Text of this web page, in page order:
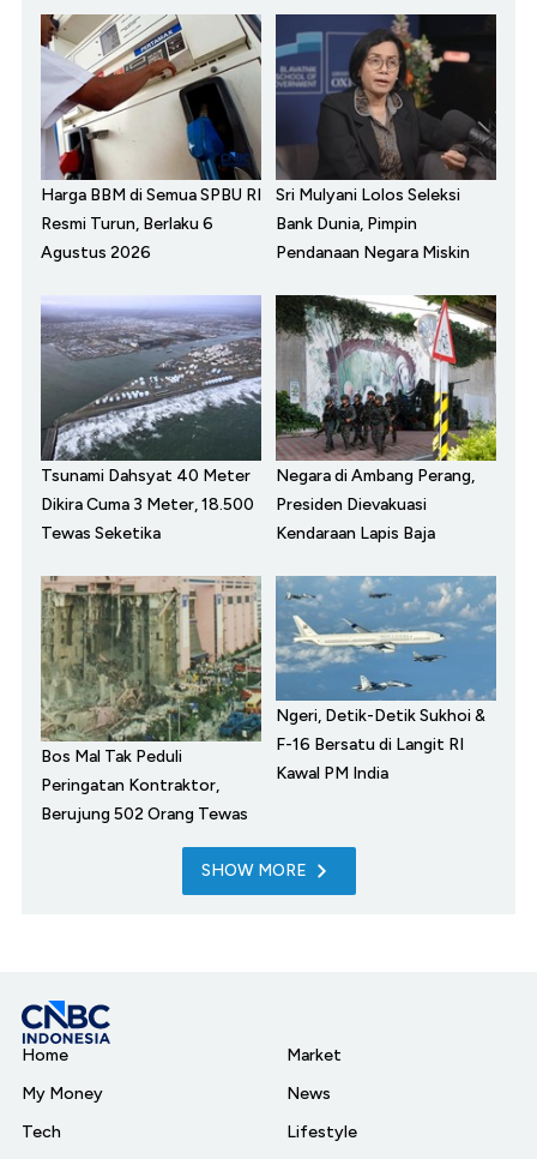
Harga BBM di Semua SPBU RI
Resmi Turun, Berlaku 6
Agustus 2026
Sri Mulyani Lolos Seleksi
Bank Dunia, Pimpin
Pendanaan Negara Miskin
Tsunami Dahsyat 40 Meter
Dikira Cuma 3 Meter, 18.500
Tewas Seketika
Negara di Ambang Perang,
Presiden Dievakuasi
Kendaraan Lapis Baja
Bos Mal Tak Peduli
Peringatan Kontraktor,
Berujung 502 Orang Tewas
Ngeri, Detik-Detik Sukhoi &
F-16 Bersatu di Langit RI
Kawal PM India
SHOW MORE
Home
My Money
Tech
Market
News
Lifestyle